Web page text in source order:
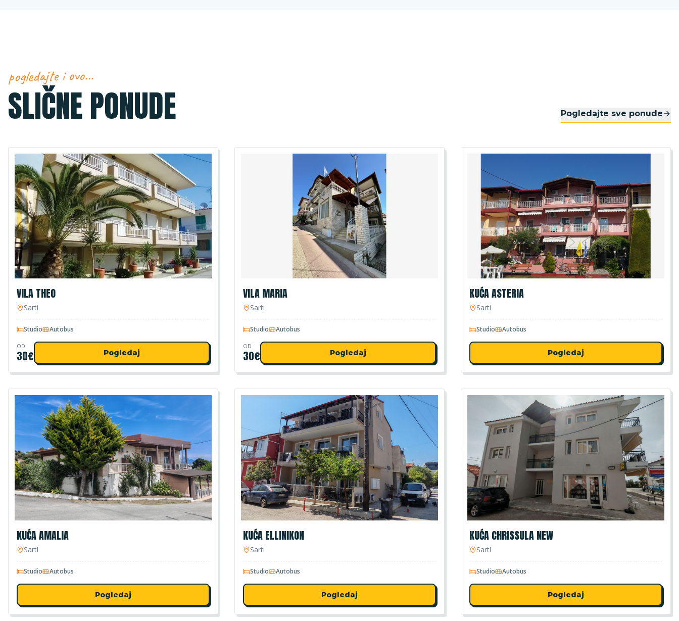
pogledajte i ovo…
SLIČNE PONUDE Pogledajte sve ponude
VILA THEO
Sarti
Studio Autobus
OD
30€ Pogledaj
VILA MARIA
Sarti
Studio Autobus
OD
30€ Pogledaj
KUĆA ASTERIA
Sarti
Studio Autobus
Pogledaj
KUĆA AMALIA
Sarti
Studio Autobus
Pogledaj
KUĆA ELLINIKON
Sarti
Studio Autobus
Pogledaj
KUĆA CHRISSULA NEW
Sarti
Studio Autobus
Pogledaj